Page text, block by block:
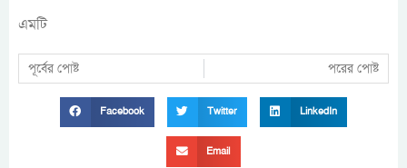
এমটি
পূর্বের পোষ্ট পরের পোষ্ট
Facebook Twitter LinkedIn
Email